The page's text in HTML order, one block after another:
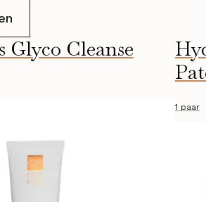
Glyco Cleanse
1 paar